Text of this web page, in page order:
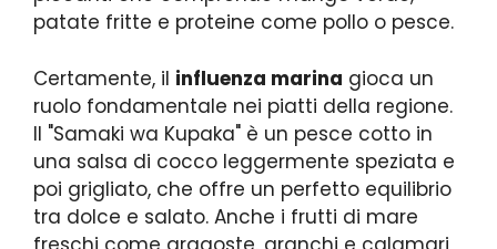
patate fritte e proteine come pollo o pesce.
Certamente, il influenza marina gioca un
ruolo fondamentale nei piatti della regione.
Il "Samaki wa Kupaka" è un pesce cotto in
una salsa di cocco leggermente speziata e
poi grigliato, che offre un perfetto equilibrio
tra dolce e salato. Anche i frutti di mare